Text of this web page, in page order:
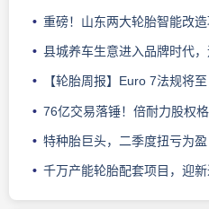
重磅！山东两大轮胎智能改
县城养车生意进入品牌时代，途
【轮胎周报】Euro 7法规将至；米其林上半年营收超千亿
76亿交易落锤！倍耐力股权
特种胎巨头，二季度扭亏为盈
千万产能轮胎配套项目，迎